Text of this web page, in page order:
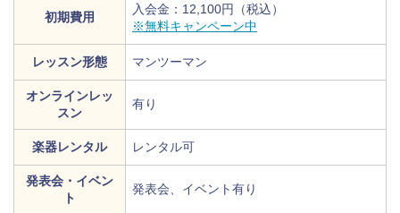
初期費用
入会金：12,100円（税込）
※無料キャンペーン中
レッスン形態 マンツーマン
オンラインレッ
スン
有り
楽器レンタル レンタル可
発表会・イベン
ト
発表会、イベント有り